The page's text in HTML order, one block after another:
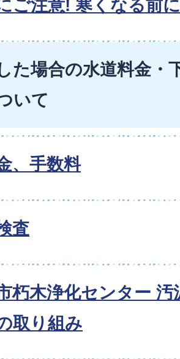
ご注意! 寒くなる前
た場合の水道料金・
いて
、手数料
査
朽木浄化センター 汚
取り組み